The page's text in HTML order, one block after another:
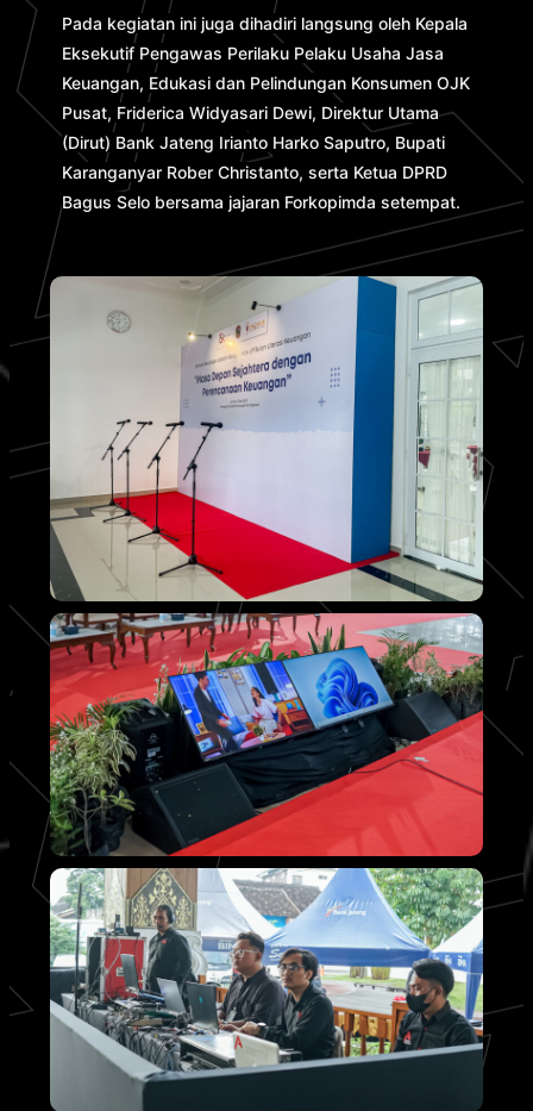
Pada kegiatan ini juga dihadiri langsung oleh Kepala
Eksekutif Pengawas Perilaku Pelaku Usaha Jasa
Keuangan, Edukasi dan Pelindungan Konsumen OJK
Pusat, Friderica Widyasari Dewi, Direktur Utama
(Dirut) Bank Jateng Irianto Harko Saputro, Bupati
Karanganyar Rober Christanto, serta Ketua DPRD
Bagus Selo bersama jajaran Forkopimda setempat.